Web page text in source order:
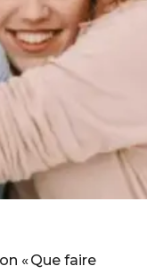
« Que faire